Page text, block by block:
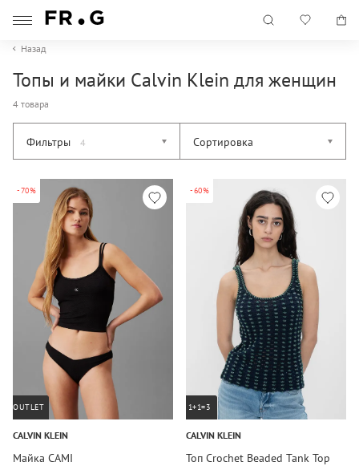
Назад
Топы и майки Calvin Klein для женщин
4 товара
Фильтры 4 Сортировка
-70%
OUTLET
CALVIN KLEIN
Майка CAMI
-60%
1+1=3
CALVIN KLEIN
Топ Crochet Beaded Tank Top